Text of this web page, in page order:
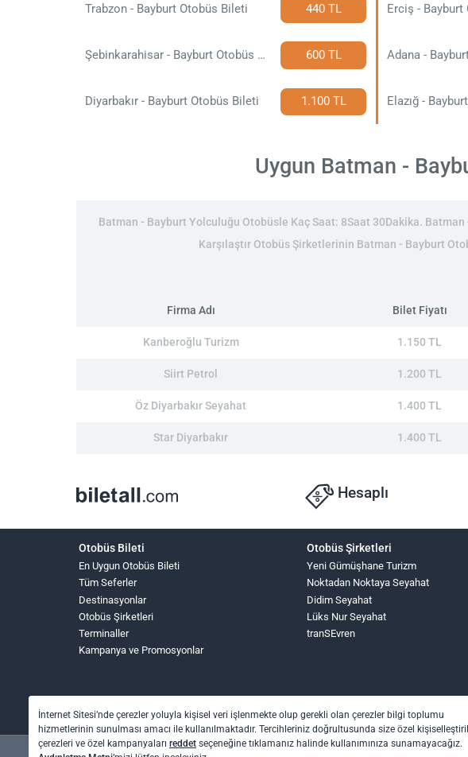
Trabzon - Bayburt Otobüs Bileti 440 TL Erciş -
Şebinkarahisar - Bayburt Otobüs Bileti 600 TL Adana -
Diyarbakır - Bayburt Otobüs Bileti 1.100 TL Elazığ -
Uygun Batman -
Batman - Bayburt Yolculuğu Otobüsle Kaç Saat: 8Saat 30Dakika.
Karşılaştır Otobüs Şirketlerinin Batman - Bayburt
Firma Adı Bilet Fiyatı
Kanberoğlu Turizm 1.150 TL
Siirt Petrol 1.200 TL
Öz Diyarbakır Seyahat 1.400 TL
Star Diyarbakır 1.400 TL
Hesaplı
Otobüs Bileti
En Uygun Otobüs Bileti
Tüm Seferler
Destinasyonlar
Otobüs Şirketleri
Terminaller
Kampanya ve Promosyonlar
Otobüs Şirketleri
Yeni Gümüşhane Turizm
Noktadan Noktaya Seyahat
Didim Seyahat
Lüks Nur Seyahat
tranSEvren
İnternet Sitesi’nde çerezler yoluyla kişisel veri işlenmekte olup gerekli olan çerezler bilgi toplumu
hizmetlerinin sunulması amacı ile kullanılmaktadır. Tercihleriniz doğrultusunda size özel
çerezleri ve özel kampanyaları reddet seçeneğine tıklamanız halinde kullanımınıza sunamayacağız.